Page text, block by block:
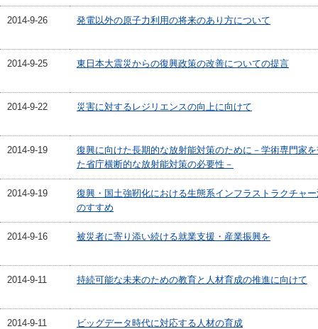
2014-9-26 発電以外の原子力利用の将来のあり方について
2014-9-25 東日本大震災からの復興政策の改善についての提言
2014-9-22 災害に対するレジリエンスの向上に向けて
2014-9-19
復興に向けた長期的な放射能対策のために－学術専門家
た省庁横断的な放射能対策の必要性－
2014-9-19
復興・国土強靭化における生態系インフラストラクチャ
のすすめ
2014-9-16 被災者に寄り添い続ける就業支援・産業振興を
2014-9-11 持続可能な未来のための教育と人材育成の推進に向けて
2014-9-11 ビッグデータ時代に対応する人材の育成